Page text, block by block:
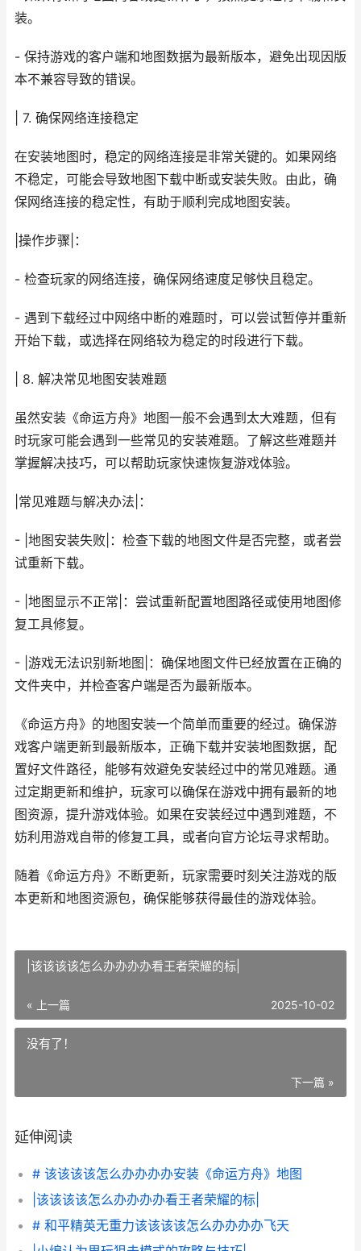
装。
- 保持游戏的客户端和地图数据为最新版本，避免出现因版
本不兼容导致的错误。
| 7. 确保网络连接稳定
在安装地图时，稳定的网络连接是非常关键的。如果网络
不稳定，可能会导致地图下载中断或安装失败。由此，确
保网络连接的稳定性，有助于顺利完成地图安装。
|操作步骤|：
- 检查玩家的网络连接，确保网络速度足够快且稳定。
- 遇到下载经过中网络中断的难题时，可以尝试暂停并重新
开始下载，或选择在网络较为稳定的时段进行下载。
| 8. 解决常见地图安装难题
虽然安装《命运方舟》地图一般不会遇到太大难题，但有
时玩家可能会遇到一些常见的安装难题。了解这些难题并
掌握解决技巧，可以帮助玩家快速恢复游戏体验。
|常见难题与解决办法|：
- |地图安装失败|：检查下载的地图文件是否完整，或者尝
试重新下载。
- |地图显示不正常|：尝试重新配置地图路径或使用地图修
复工具修复。
- |游戏无法识别新地图|：确保地图文件已经放置在正确的
文件夹中，并检查客户端是否为最新版本。
《命运方舟》的地图安装一个简单而重要的经过。确保游
戏客户端更新到最新版本，正确下载并安装地图数据，配
置好文件路径，能够有效避免安装经过中的常见难题。通
过定期更新和维护，玩家可以确保在游戏中拥有最新的地
图资源，提升游戏体验。如果在安装经过中遇到难题，不
妨利用游戏自带的修复工具，或者向官方论坛寻求帮助。
随着《命运方舟》不断更新，玩家需要时刻关注游戏的版
本更新和地图资源包，确保能够获得最佳的游戏体验。
|该该该该怎么办办办办看王者荣耀的标|
« 上一篇 2025-10-02
没有了！
下一篇 »
延伸阅读
# 该该该该怎么办办办办安装《命运方舟》地图
|该该该该怎么办办办办看王者荣耀的标|
# 和平精英无重力该该该该怎么办办办办飞天